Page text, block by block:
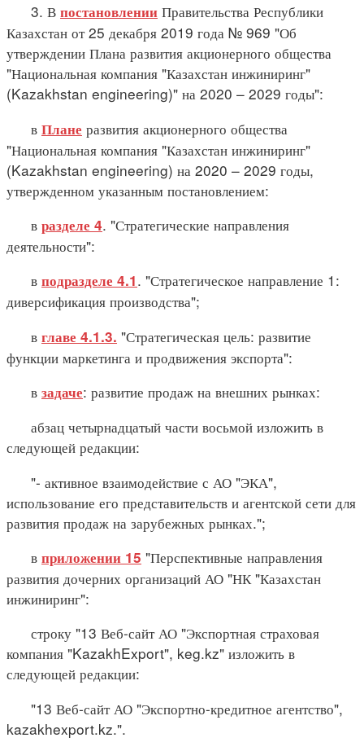
3. В постановлении Правительства Республики
Казахстан от 25 декабря 2019 года № 969 "Об
утверждении Плана развития акционерного общества
"Национальная компания "Казахстан инжиниринг"
(Kazakhstan engineering)" на 2020 – 2029 годы":
в Плане развития акционерного общества
"Национальная компания "Казахстан инжиниринг"
(Kazakhstan engineering) на 2020 – 2029 годы,
утвержденном указанным постановлением:
в разделе 4. "Стратегические направления
деятельности":
в подразделе 4.1. "Стратегическое направление 1:
диверсификация производства";
в главе 4.1.3. "Стратегическая цель: развитие
функции маркетинга и продвижения экспорта":
в задаче: развитие продаж на внешних рынках:
абзац четырнадцатый части восьмой изложить в
следующей редакции:
"- активное взаимодействие с АО "ЭКА",
использование его представительств и агентской сети для
развития продаж на зарубежных рынках.";
в приложении 15 "Перспективные направления
развития дочерних организаций АО "НК "Казахстан
инжиниринг":
строку "13 Веб-сайт АО "Экспортная страховая
компания "KazakhExport", keg.kz" изложить в
следующей редакции:
"13 Веб-сайт АО "Экспортно-кредитное агентство",
kazakhexport.kz.".